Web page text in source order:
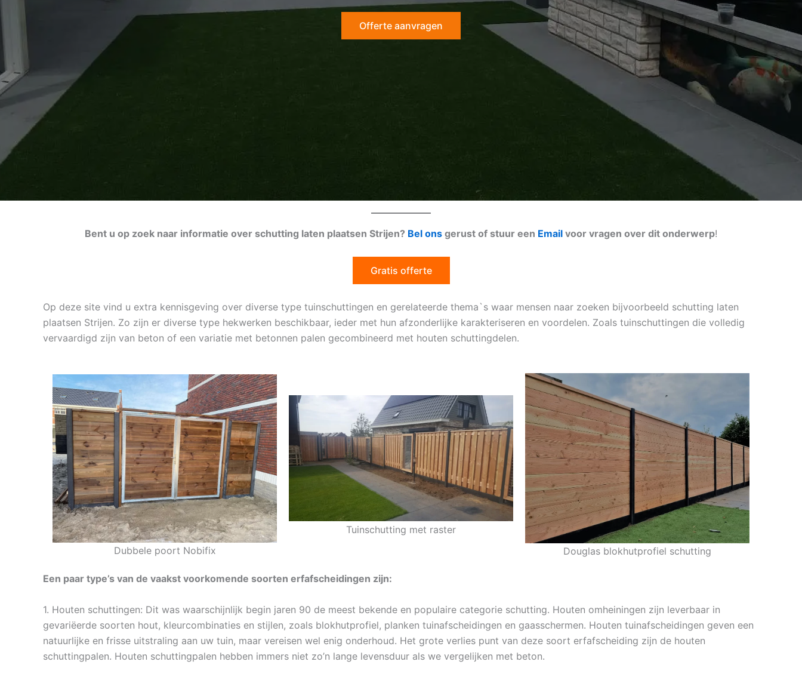
Offerte aanvragen
Bent u op zoek naar informatie over schutting laten plaatsen Strijen? Bel ons gerust of stuur een Email voor vragen over dit onderwerp!
Gratis offerte
Op deze site vind u extra kennisgeving over diverse type tuinschuttingen en gerelateerde thema`s waar mensen naar zoeken bijvoorbeeld schutting laten
plaatsen Strijen. Zo zijn er diverse type hekwerken beschikbaar, ieder met hun afzonderlijke karakteriseren en voordelen. Zoals tuinschuttingen die volledig
vervaardigd zijn van beton of een variatie met betonnen palen gecombineerd met houten schuttingdelen.
Dubbele poort Nobifix
Tuinschutting met raster
Douglas blokhutprofiel schutting
Een paar type’s van de vaakst voorkomende soorten erfafscheidingen zijn:
1. Houten schuttingen: Dit was waarschijnlijk begin jaren 90 de meest bekende en populaire categorie schutting. Houten omheiningen zijn leverbaar in
gevariëerde soorten hout, kleurcombinaties en stijlen, zoals blokhutprofiel, planken tuinafscheidingen en gaasschermen. Houten tuinafscheidingen geven een
natuurlijke en frisse uitstraling aan uw tuin, maar vereisen wel enig onderhoud. Het grote verlies punt van deze soort erfafscheiding zijn de houten
schuttingpalen. Houten schuttingpalen hebben immers niet zo’n lange levensduur als we vergelijken met beton.